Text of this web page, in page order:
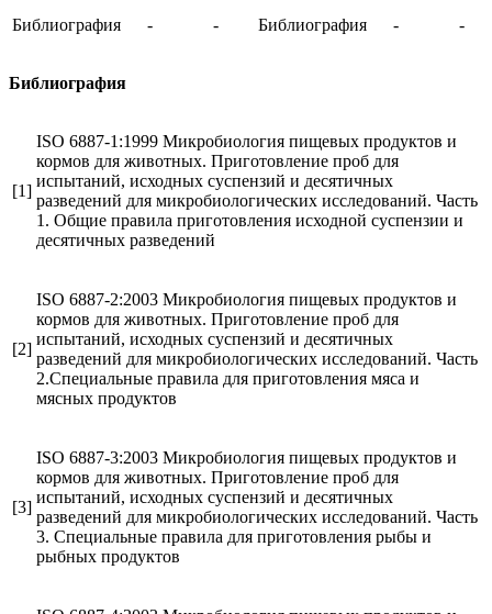
Библиография - - Библиография - -
Библиография
[1]
ISO 6887-1:1999 Микробиология пищевых продуктов и
кормов для животных. Приготовление проб для
испытаний, исходных суспензий и десятичных
разведений для микробиологических исследований. Часть
1. Общие правила приготовления исходной суспензии и
десятичных разведений
[2]
ISO 6887-2:2003 Микробиология пищевых продуктов и
кормов для животных. Приготовление проб для
испытаний, исходных суспензий и десятичных
разведений для микробиологических исследований. Часть
2.Специальные правила для приготовления мяса и
мясных продуктов
[3]
ISO 6887-3:2003 Микробиология пищевых продуктов и
кормов для животных. Приготовление проб для
испытаний, исходных суспензий и десятичных
разведений для микробиологических исследований. Часть
3. Специальные правила для приготовления рыбы и
рыбных продуктов